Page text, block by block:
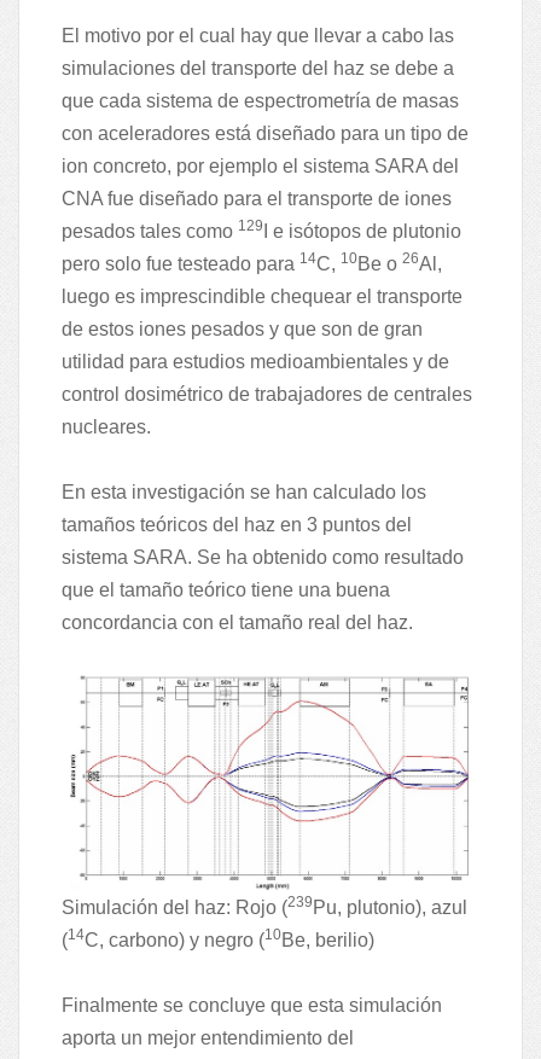
El motivo por el cual hay que llevar a cabo las
simulaciones del transporte del haz se debe a
que cada sistema de espectrometría de masas
con aceleradores está diseñado para un tipo de
ion concreto, por ejemplo el sistema SARA del
CNA fue diseñado para el transporte de iones
pesados tales como 129
I e isótopos de plutonio
pero solo fue testeado para 14C, 10Be o 26Al,
luego es imprescindible chequear el transporte
de estos iones pesados y que son de gran
utilidad para estudios medioambientales y de
control dosimétrico de trabajadores de centrales
nucleares.
En esta investigación se han calculado los
tamaños teóricos del haz en 3 puntos del
sistema SARA. Se ha obtenido como resultado
que el tamaño teórico tiene una buena
concordancia con el tamaño real del haz.
Simulación del haz: Rojo (239 Pu, plutonio), azul
(14C, carbono) y negro (10Be, berilio)
Finalmente se concluye que esta simulación
aporta un mejor entendimiento del